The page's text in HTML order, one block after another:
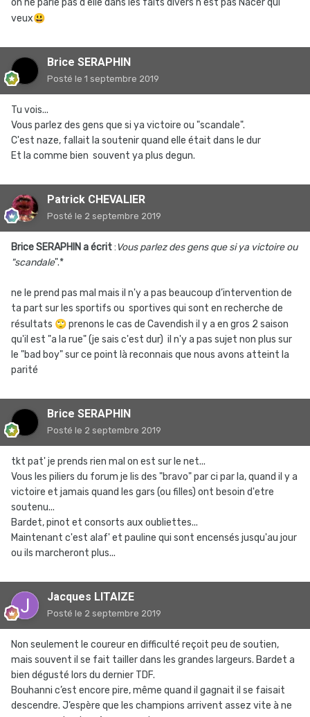
on ne parle pas d'elle dans les faits divers n'est pas Nacer qui
veux😃
Brice SERAPHIN
Posté le 1 septembre 2019
Tu vois...
Vous parlez des gens que si ya victoire ou "scandale".
C'est naze, fallait la soutenir quand elle était dans le dur
Et la comme bien souvent ya plus degun.
Patrick CHEVALIER
Posté le 2 septembre 2019
Brice SERAPHIN a écrit: Vous parlez des gens que si ya victoire ou
"scandale".*
ne le prend pas mal mais il n'y a pas beaucoup d’intervention de
ta part sur les sportifs ou sportives qui sont en recherche de
résultats 🙄prenons le cas de Cavendish il y a en gros 2 saison
qu'il est "a la rue" (je sais c'est dur) il n'y a pas sujet non plus sur
le "bad boy" sur ce point là reconnais que nous avons atteint la
parité
Brice SERAPHIN
Posté le 2 septembre 2019
tkt pat' je prends rien mal on est sur le net...
Vous les piliers du forum je lis des "bravo" par ci par la, quand il y a
victoire et jamais quand les gars (ou filles) ont besoin d'etre
soutenu...
Bardet, pinot et consorts aux oubliettes...
Maintenant c'est alaf' et pauline qui sont encensés jusqu'au jour
ou ils marcheront plus...
Jacques LITAIZE
Posté le 2 septembre 2019
Non seulement le coureur en difficulté reçoit peu de soutien,
mais souvent il se fait tailler dans les grandes largeurs. Bardet a
bien dégusté lors du dernier TDF.
Bouhanni c’est encore pire, même quand il gagnait il se faisait
descendre. J’espère que les champions arrivent assez vite à ne